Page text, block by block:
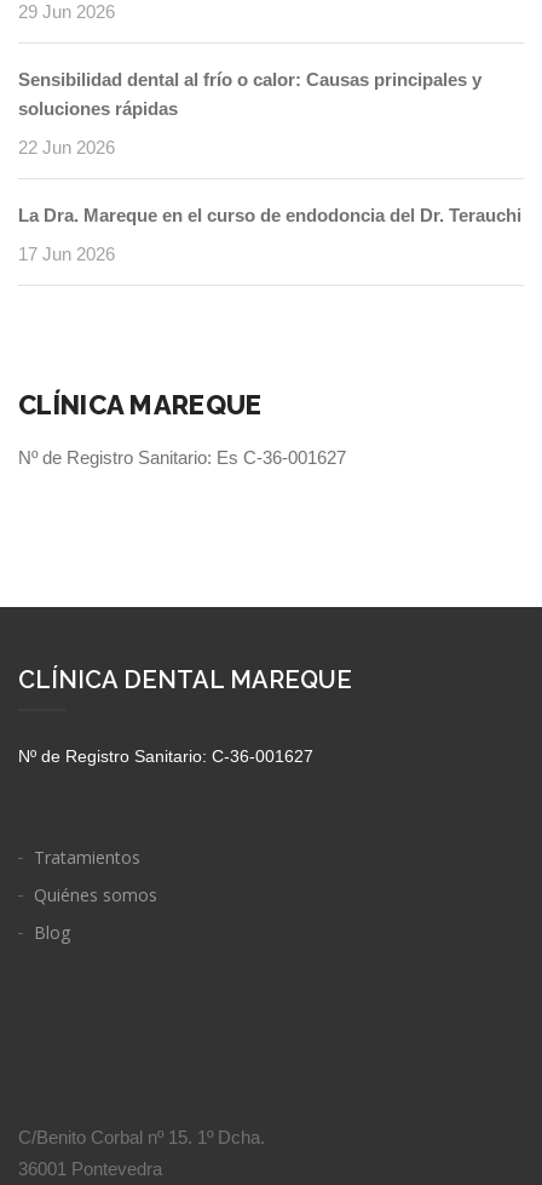
29 Jun 2026
Sensibilidad dental al frío o calor: Causas principales y
soluciones rápidas
22 Jun 2026
La Dra. Mareque en el curso de endodoncia del Dr. Terauchi
17 Jun 2026
CLÍNICA MAREQUE
Nº de Registro Sanitario: Es C-36-001627
CLÍNICA DENTAL MAREQUE
Nº de Registro Sanitario: C-36-001627
Tratamientos
Quiénes somos
Blog
C/Benito Corbal nº 15. 1º Dcha.
36001 Pontevedra